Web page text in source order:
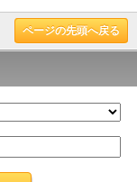
ページの先頭へ戻る